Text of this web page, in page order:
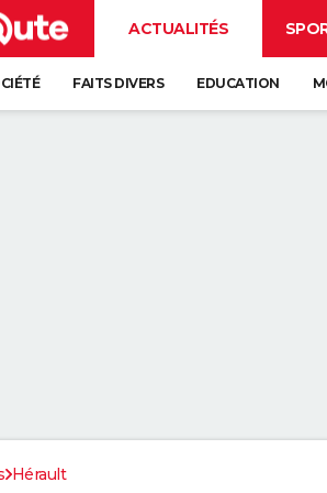
ACTUALITÉS
FAITS DIVERS EDUCATION
Hérault